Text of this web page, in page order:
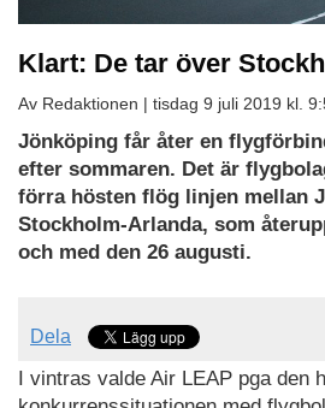
Klart: De tar över
Av Redaktionen | tisdag 9 juli 2019 kl.
Jönköping får åter en
efter sommaren. Det är
förra hösten flög linjen mellan
Stockholm-Arlanda, som
och med den 26 augusti.
Dela
I vintras valde Air LEAP pga den